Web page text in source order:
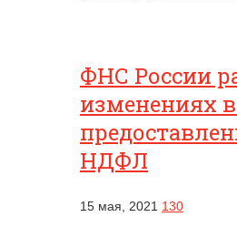
ФНС России
изменениях
НДФЛ
15 мая, 2021 130